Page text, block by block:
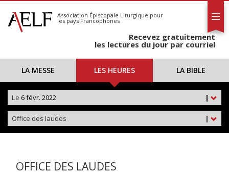
S'abonner
Calendrier
Association Épiscopale Liturgique pour
les pays Francophones
Recevez gratuitement
les lectures du jour par courriel
LA MESSE LES HEURES LA BIBLE
|
Le 6 févr. 2022
|
Office des laudes
OFFICE DES LAUDES